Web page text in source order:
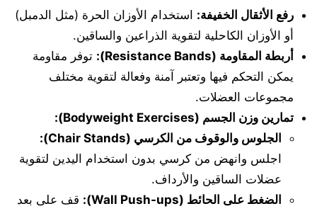
رفع الأثقال الخفيفة: استخدام الأوزان الحرة (مثل الدمبل)
أو الأوزان الكاحلية لتقوية الذراعين والساقين.
أربطة المقاومة (Resistance Bands):
توفر مقاومة
يمكن التحكم فيها وتعتبر آمنة وفعالة لتقوية مختلف
مجموعات العضلات.
تمارين وزن الجسم (Bodyweight Exercises):
الجلوس والوقوف من الكرسي (Chair Stands):
اجلس وانهض من كرسي بدون استخدام اليدين لتقوية
عضلات الساقين والأرداف.
الضغط على الحائط (Wall Push-ups):
قف على بعد